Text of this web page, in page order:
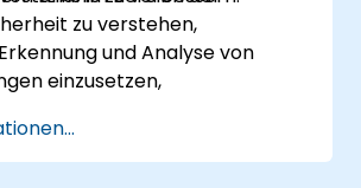
zu verstehen,
und Analyse von
einzusetzen,
zu nutzen,